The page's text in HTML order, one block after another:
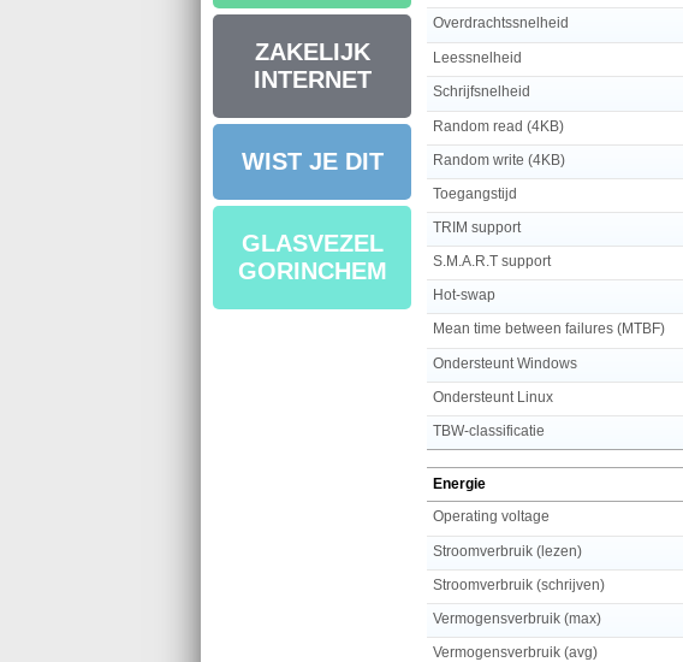
ZAKELIJK
INTERNET
WIST JE DIT
GLASVEZEL
GORINCHEM
Overdrachtssnelheid
Leessnelheid
Schrijfsnelheid
Random read (4KB)
Random write (4KB)
Toegangstijd
TRIM support
S.M.A.R.T support
Hot-swap
Mean time between failures (MTBF)
Ondersteunt Windows
Ondersteunt Linux
TBW-classificatie
Energie
Operating voltage
Stroomverbruik (lezen)
Stroomverbruik (schrijven)
Vermogensverbruik (max)
Vermogensverbruik (avg)